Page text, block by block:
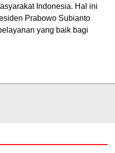
Indonesia. Hal ini
Prabowo Subianto
yang baik bagi